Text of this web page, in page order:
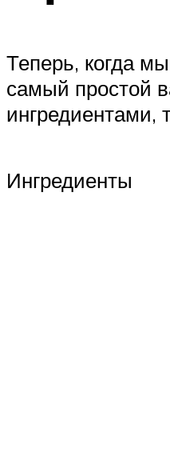
Теперь, когда
самый простой
ингредиентами,
Ингредиенты